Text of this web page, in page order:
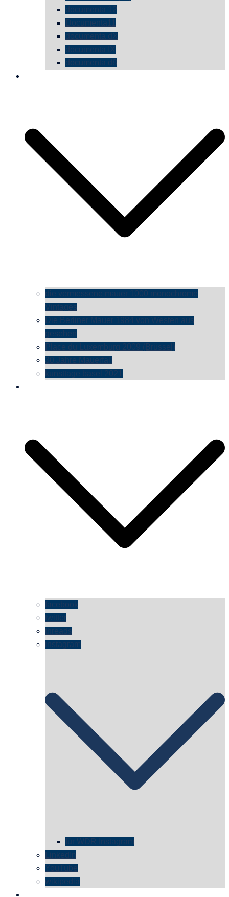
documenta 12
Documenta11
documenta dX
documenta IX
documenta d8
die vermessene mauer 1000 monochrome
Vintages
Die Berliner Mauer 1984 von Westen aus
gesehen
Place du Luxemburg 2009 (Brüssel)
30 Jahre Mauerfall
kunsttage basel 2021
facebook
twitter
threads
instagram
für WDR Instagram
LinkedIn
YouTube
wikipedia